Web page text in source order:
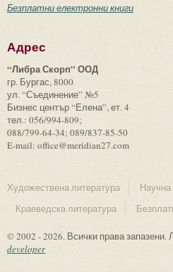
Безплатни електронни книги
Адрес
“Либра Скорп” ООД
гр. Бургас, 8000
ул. “Съединение” №5
Бизнес център “Елена”, ет. 4
тел.: 056/994-809;
088/799-64-34; 089/837-85-50
E-mail: office@meridian27.com
Художествена литература
Научна
Краеведска литература
© 2002 - 2026. Всички права
developer